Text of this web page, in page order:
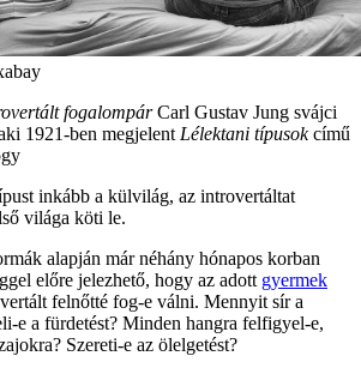
fogalompárCarl Gustav Jung svájci
1921-ben megjelent Lélektani típusokcímű
inkább a külvilág, az introvertáltat
világa köti le.
alapján már néhány hónapos korban
előre jelezhető, hogy az adott gyermek
felnőtté fog-e válni. Mennyit sír a
e a fürdetést? Minden hangra felfigyel-e,
Szereti-e az ölelgetést?